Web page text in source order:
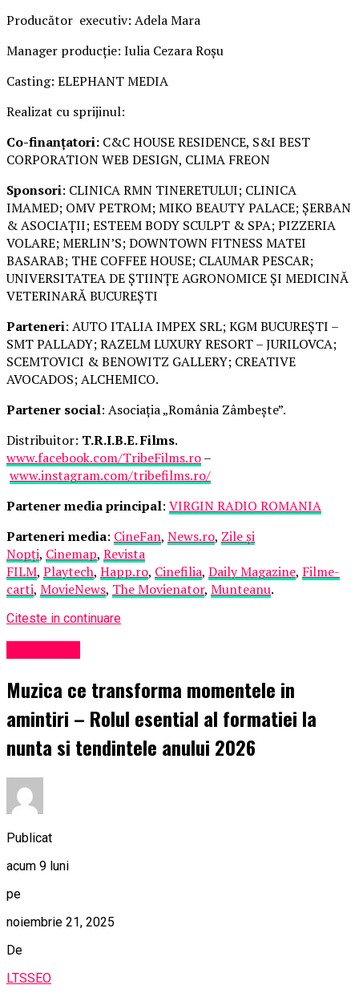
Producător executiv: Adela Mara
Manager producție: Iulia Cezara Roșu
Casting: ELEPHANT MEDIA
Realizat cu sprijinul:
Co-finanțatori: C&C HOUSE RESIDENCE, S&I BEST
CORPORATION WEB DESIGN, CLIMA FREON
Sponsori: CLINICA RMN TINERETULUI; CLINICA
IMAMED; OMV PETROM; MIKO BEAUTY PALACE; ȘERBAN
& ASOCIAȚII; ESTEEM BODY SCULPT & SPA; PIZZERIA
VOLARE; MERLIN’S; DOWNTOWN FITNESS MATEI
BASARAB; THE COFFEE HOUSE; CLAUMAR PESCAR;
UNIVERSITATEA DE ȘTIINȚE AGRONOMICE ȘI MEDICINĂ
VETERINARĂ BUCUREȘTI
Parteneri: AUTO ITALIA IMPEX SRL; KGM BUCUREȘTI –
SMT PALLADY; RAZELM LUXURY RESORT – JURILOVCA;
SCEMTOVICI & BENOWITZ GALLERY; CREATIVE
AVOCADOS; ALCHEMICO.
Partener social: Asociația „România Zâmbește”.
Distribuitor: T.R.I.B.E. Films.
www.facebook.com/TribeFilms.ro–
www.instagram.com/tribefilms.ro/
Partener media principal: VIRGIN RADIO ROMANIA
Parteneri media: CineFan, News.ro, Zile și
Nopți, Cinemap, Revista
FILM, Playtech, Happ.ro, Cinefilia, Daily Magazine, Filme-
carti, MovieNews, The Movienator, Munteanu.
Citeste in continuare
Muzica ce transforma momentele in
amintiri – Rolul esential al formatiei la
nunta si tendintele anului 2026
Publicat
acum 9 luni
pe
noiembrie 21, 2025
De
LTSSEO